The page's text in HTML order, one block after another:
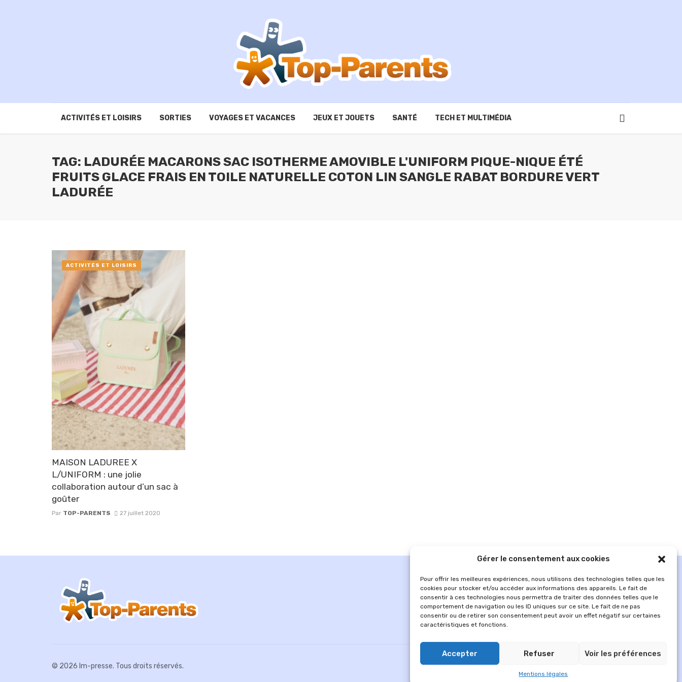
Gérer le consentement aux cookies
Pour offrir les meilleures expériences, nous utilisons des technologies telles que les
cookies pour stocker et/ou accéder aux informations des appareils. Le fait de
consentir à ces technologies nous permettra de traiter des données telles que le
comportement de navigation ou les ID uniques sur ce site. Le fait de ne pas
consentir ou de retirer son consentement peut avoir un effet négatif sur certaines
caractéristiques et fonctions.
Accepter Refuser Voir les préférences
Mentions légales
ACTIVITÉS ET LOISIRS SORTIES VOYAGES ET VACANCES JEUX ET JOUETS SANTÉ TECH ET MULTIMÉDIA
TAG: LADURÉE MACARONS SAC ISOTHERME AMOVIBLE L'UNIFORM PIQUE-NIQUE ÉTÉ
FRUITS GLACE FRAIS EN TOILE NATURELLE COTON LIN SANGLE RABAT BORDURE VERT
LADURÉE
MAISON LADUREE X
L/UNIFORM : une jolie
collaboration autour d’un sac à
goûter
Par TOP-PARENTS 27 juillet 2020
ACTIVITÉS ET LOISIRS
© 2026 Im-presse. Tous droits réservés.